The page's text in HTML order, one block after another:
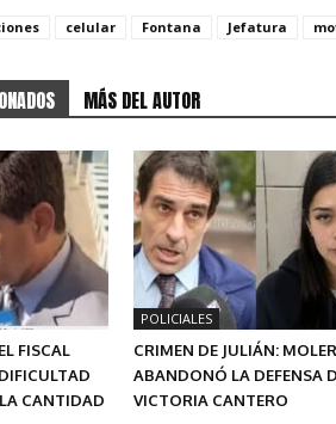
celular Fontana Jefatura
MÁS DEL AUTOR
FISCAL
CANTIDAD
POLICIALES
CRIMEN DE JULIÁN:
ABANDONÓ LA DEFENSA
VICTORIA CANTERO